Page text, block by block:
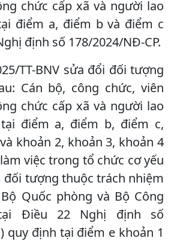
chức cấp xã và người lao
điểm a, điểm b và điểm c
định số 178/2024/NĐ-CP.
TT-BNV sửa đổi đối tượng
Cán bộ, công chức, viên
chức cấp xã và người lao
điểm a, điểm b, điểm c,
khoản 2, khoản 3, khoản 4
việc trong tổ chức cơ yếu
đối tượng thuộc trách nhiệm
Quốc phòng và Bộ Công
Điều 22 Nghị định số
quy định tại điểm e khoản 1